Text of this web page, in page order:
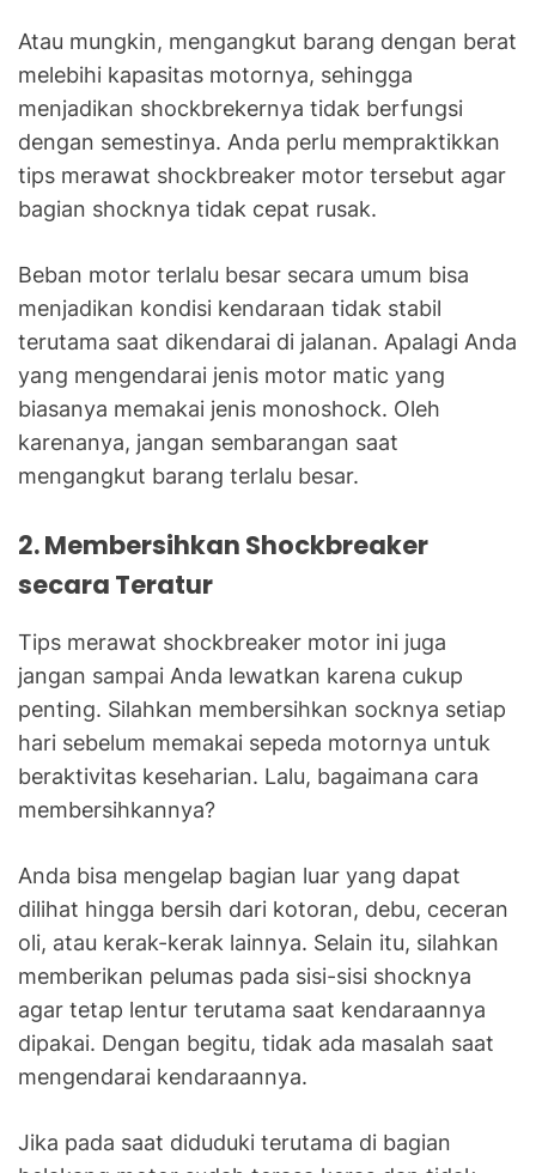
Atau mungkin, mengangkut barang dengan berat
melebihi kapasitas motornya, sehingga
menjadikan shockbrekernya tidak berfungsi
dengan semestinya. Anda perlu mempraktikkan
tips merawat shockbreaker motor tersebut agar
bagian shocknya tidak cepat rusak.
Beban motor terlalu besar secara umum bisa
menjadikan kondisi kendaraan tidak stabil
terutama saat dikendarai di jalanan. Apalagi Anda
yang mengendarai jenis motor matic yang
biasanya memakai jenis monoshock. Oleh
karenanya, jangan sembarangan saat
mengangkut barang terlalu besar.
2. Membersihkan Shockbreaker
secara Teratur
Tips merawat shockbreaker motor ini juga
jangan sampai Anda lewatkan karena cukup
penting. Silahkan membersihkan socknya setiap
hari sebelum memakai sepeda motornya untuk
beraktivitas keseharian. Lalu, bagaimana cara
membersihkannya?
Anda bisa mengelap bagian luar yang dapat
dilihat hingga bersih dari kotoran, debu, ceceran
oli, atau kerak-kerak lainnya. Selain itu, silahkan
memberikan pelumas pada sisi-sisi shocknya
agar tetap lentur terutama saat kendaraannya
dipakai. Dengan begitu, tidak ada masalah saat
mengendarai kendaraannya.
Jika pada saat diduduki terutama di bagian